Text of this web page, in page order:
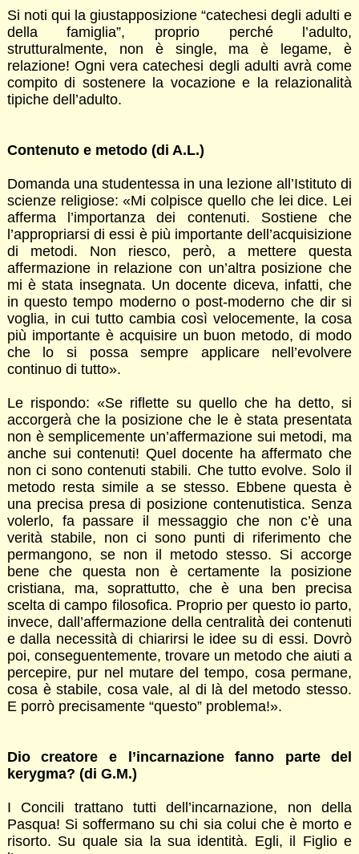
Si noti qui la giustapposizione “catechesi degli adulti e
della famiglia”, proprio perché l’adulto,
strutturalmente, non è single, ma è legame, è
relazione! Ogni vera catechesi degli adulti avrà come
compito di sostenere la vocazione e la relazionalità
tipiche dell’adulto.
Contenuto e metodo (di A.L.)
Domanda una studentessa in una lezione all’Istituto di
scienze religiose: «Mi colpisce quello che lei dice. Lei
afferma l’importanza dei contenuti. Sostiene che
l’appropriarsi di essi è più importante dell’acquisizione
di metodi. Non riesco, però, a mettere questa
affermazione in relazione con un’altra posizione che
mi è stata insegnata. Un docente diceva, infatti, che
in questo tempo moderno o post-moderno che dir si
voglia, in cui tutto cambia così velocemente, la cosa
più importante è acquisire un buon metodo, di modo
che lo si possa sempre applicare nell’evolvere
continuo di tutto».
Le rispondo: «Se riflette su quello che ha detto, si
accorgerà che la posizione che le è stata presentata
non è semplicemente un’affermazione sui metodi, ma
anche sui contenuti! Quel docente ha affermato che
non ci sono contenuti stabili. Che tutto evolve. Solo il
metodo resta simile a se stesso. Ebbene questa è
una precisa presa di posizione contenutistica. Senza
volerlo, fa passare il messaggio che non c’è una
verità stabile, non ci sono punti di riferimento che
permangono, se non il metodo stesso. Si accorge
bene che questa non è certamente la posizione
cristiana, ma, soprattutto, che è una ben precisa
scelta di campo filosofica. Proprio per questo io parto,
invece, dall’affermazione della centralità dei contenuti
e dalla necessità di chiarirsi le idee su di essi. Dovrò
poi, conseguentemente, trovare un metodo che aiuti a
percepire, pur nel mutare del tempo, cosa permane,
cosa è stabile, cosa vale, al di là del metodo stesso.
E porrò precisamente “questo” problema!».
Dio creatore e l’incarnazione fanno parte del
kerygma? (di G.M.)
I Concili trattano tutti dell’incarnazione, non della
Pasqua! Si soffermano su chi sia colui che è morto e
risorto. Su quale sia la sua identità. Egli, il Figlio e